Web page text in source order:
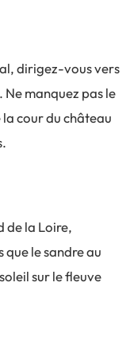
dirigez-vous vers
manquez pas le
cour du château
de la Loire,
que le sandre au
sur le fleuve